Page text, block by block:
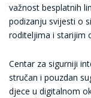
važnost besplatnih
podizanju svijesti o
roditeljima i starijim
Centar za sigurniji
stručan i pouzdan
djece u digitalnom